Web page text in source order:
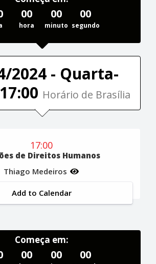
00
hora
00
minuto
00
segundo
2024 - Quarta-
Horário de Brasília
17:00
de Direitos Humanos
Thiago Medeiros
Add to Calendar
Começa em:
00 00 00